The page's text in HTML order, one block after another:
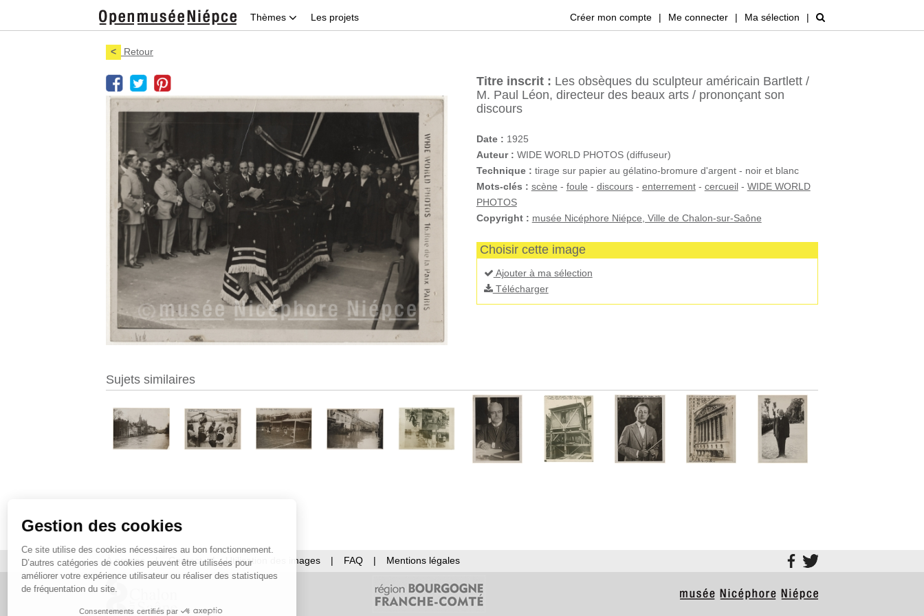
Thèmes Les projets Créer mon compte | Me connecter | Ma sélection |
< Retour
Titre inscrit : Les obsèques du sculpteur américain Bartlett /
M. Paul Léon, directeur des beaux arts / prononçant son
discours
Date : 1925
Auteur : WIDE WORLD PHOTOS (diffuseur)
Technique : tirage sur papier au gélatino-bromure d'argent - noir et blanc
Mots-clés : scène - foule - discours- enterrement- cercueil- WIDE WORLD
PHOTOS
Copyright : musée Nicéphore Niépce, Ville de Chalon-sur-Saône
Choisir cette image
Ajouter à ma sélection
Télécharger
Sujets similaires
À propos | Contact | Utilisation des images | FAQ | Mentions légales
Gestion des cookies
Ce site utilise des cookies nécessaires au bon fonctionnement.
D’autres catégories de cookies peuvent être utilisées pour
améliorer votre expérience utilisateur ou réaliser des statistiques
de fréquentation du site.
Consentements certifiés par